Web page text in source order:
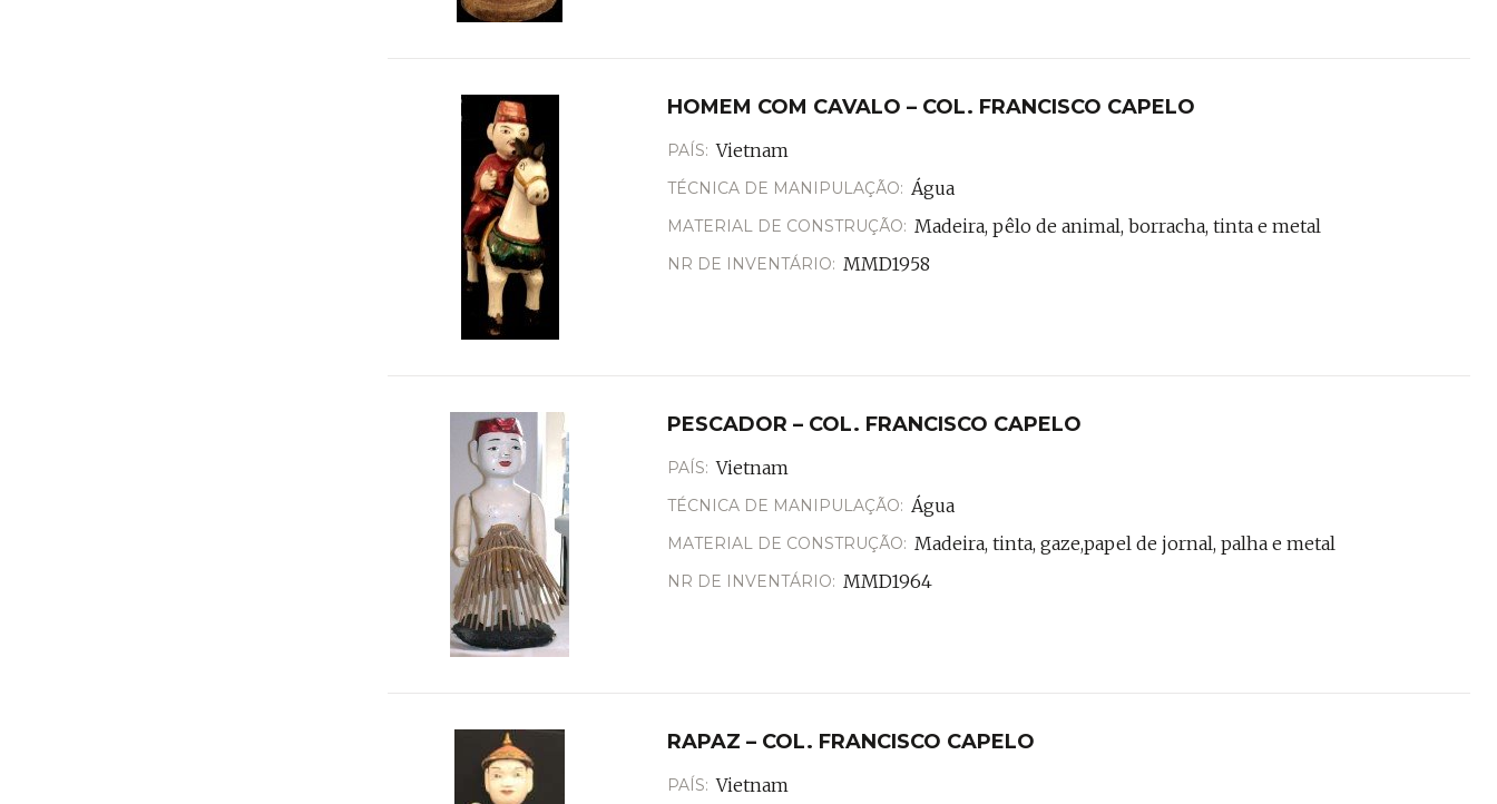
HOMEM COM CAVALO – COL. FRANCISCO CAPELO
PAÍS: Vietnam
TÉCNICA DE MANIPULAÇÃO: Água
MATERIAL DE CONSTRUÇÃO: Madeira, pêlo de animal, borracha, tinta e metal
NR DE INVENTÁRIO: MMD1958
PESCADOR – COL. FRANCISCO CAPELO
PAÍS: Vietnam
TÉCNICA DE MANIPULAÇÃO: Água
MATERIAL DE CONSTRUÇÃO: Madeira, tinta, gaze,papel de jornal, palha e metal
NR DE INVENTÁRIO: MMD1964
RAPAZ – COL. FRANCISCO CAPELO
PAÍS: Vietnam